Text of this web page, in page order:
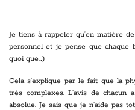
Je tiens à rappeler qu’en matière
personnel et je pense que chaque
quoi que…)
Cela s’explique par le fait que la
très complexes. L’avis de
absolue. Je sais que je n’aide pas